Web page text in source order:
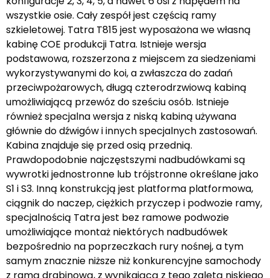
wszystkie osie. Cały zespół jest częścią ramy
szkieletowej. Tatra T815 jest wyposażona we własną
kabinę COE produkcji Tatra. Istnieje wersja
podstawowa, rozszerzona z miejscem za siedzeniami
wykorzystywanymi do koi, a zwłaszcza do zadań
przeciwpożarowych, długą czterodrzwiową kabiną
umożliwiającą przewóz do sześciu osób. Istnieje
również specjalna wersja z niską kabiną używana
głównie do dźwigów i innych specjalnych zastosowań.
Kabina znajduje się przed osią przednią.
Prawdopodobnie najczęstszymi nadbudówkami są
wywrotki jednostronne lub trójstronne określane jako
S1 i S3. Inną konstrukcją jest platforma platformowa,
ciągnik do naczep, ciężkich przyczep i podwozie ramy,
specjalnością Tatra jest bez ramowe podwozie
umożliwiające montaż niektórych nadbudówek
bezpośrednio na poprzeczkach rury nośnej, a tym
samym znacznie niższe niż konkurencyjne samochody